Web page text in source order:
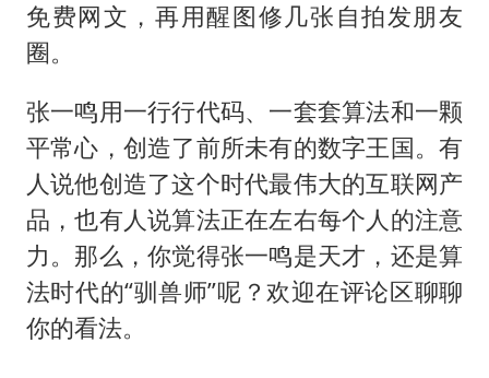
免费网文，再用醒图修几张自拍发朋友
圈。
张一鸣用一行行代码、一套套算法和一颗
平常心，创造了前所未有的数字王国。有
人说他创造了这个时代最伟大的互联网产
品，也有人说算法正在左右每个人的注意
力。那么，你觉得张一鸣是天才，还是算
法时代的“驯兽师”呢？欢迎在评论区聊聊
你的看法。